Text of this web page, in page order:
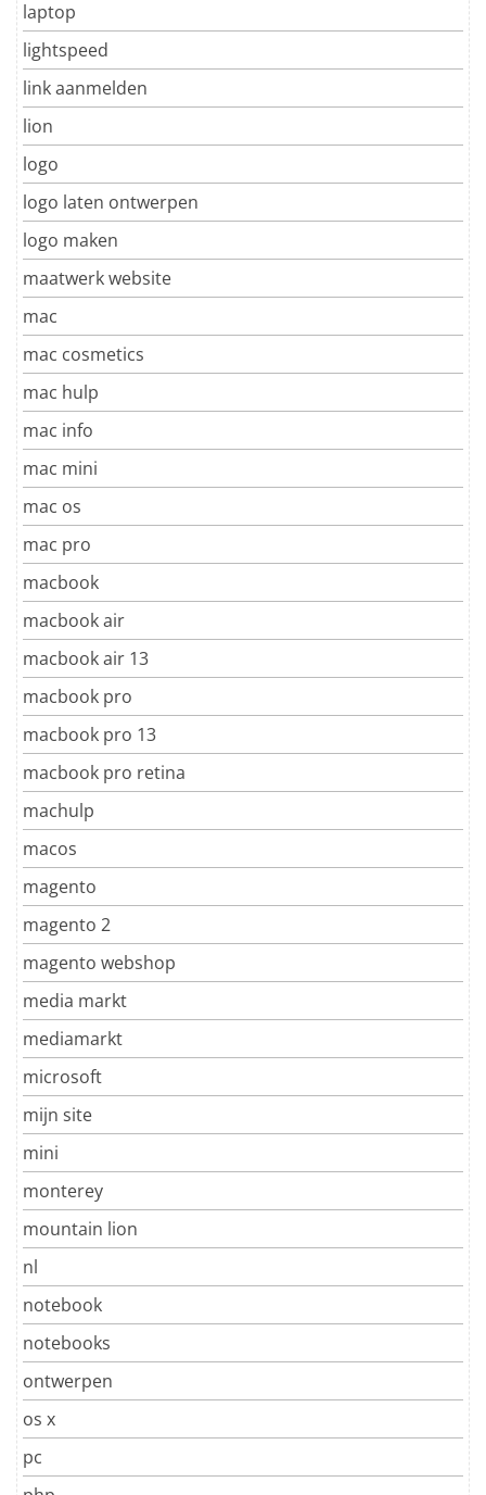
laptop
lightspeed
link aanmelden
lion
logo
logo laten ontwerpen
logo maken
maatwerk website
mac
mac cosmetics
mac hulp
mac info
mac mini
mac os
mac pro
macbook
macbook air
macbook air 13
macbook pro
macbook pro 13
macbook pro retina
machulp
macos
magento
magento 2
magento webshop
media markt
mediamarkt
microsoft
mijn site
mini
monterey
mountain lion
nl
notebook
notebooks
ontwerpen
os x
pc